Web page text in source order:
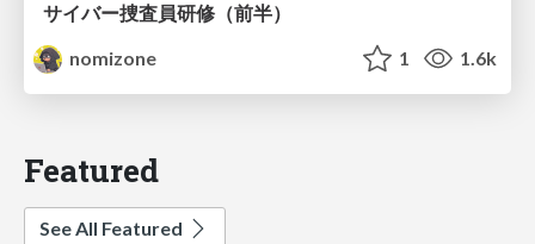
サイバー捜査員研修（前半）
nomizone
1 1.6k
Featured
See All Featured